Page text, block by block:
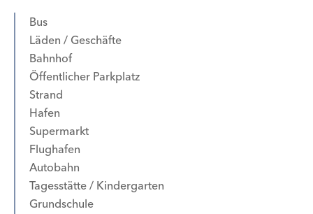
Bus
Läden / Geschäfte
Bahnhof
Öffentlicher Parkplatz
Strand
Hafen
Supermarkt
Flughafen
Autobahn
Tagesstätte / Kindergarten
Grundschule